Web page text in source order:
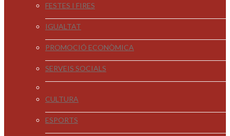
FESTES I FIRES
IGUALTAT
PROMOCIÓ ECONÒMICA
SERVEIS SOCIALS
CULTURA
ESPORTS